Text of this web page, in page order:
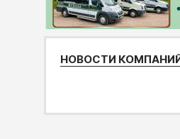
НОВОСТИ